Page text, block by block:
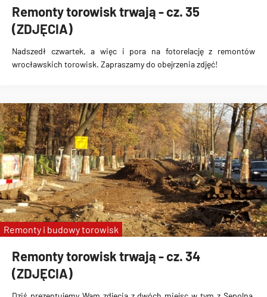
Remonty torowisk trwają - cz. 35
(ZDJĘCIA)
Nadszedł czwartek, a więc i pora na fotorelację z remontów
wrocławskich torowisk. Zapraszamy do obejrzenia zdjęć!
Remonty torowisk trwają - cz. 34
(ZDJĘCIA)
Remonty i budowy torowisk